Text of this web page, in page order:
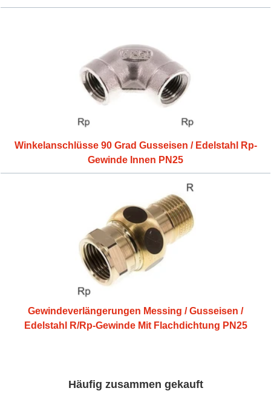
Winkelanschlüsse 90 Grad Gusseisen / Edelstahl Rp-
Gewinde Innen PN25
Gewindeverlängerungen Messing / Gusseisen /
Edelstahl R/Rp-Gewinde Mit Flachdichtung PN25
Häufig zusammen gekauft